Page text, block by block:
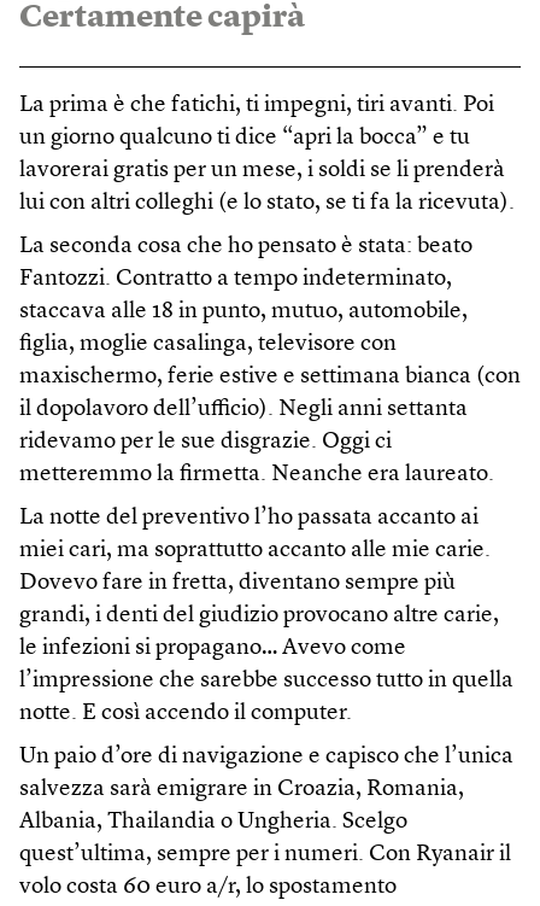
Certamente capirà
La prima è che fatichi, ti impegni, tiri avanti. Poi
un giorno qualcuno ti dice “apri la bocca” e tu
lavorerai gratis per un mese, i soldi se li prenderà
lui con altri colleghi (e lo stato, se ti fa la ricevuta).
La seconda cosa che ho pensato è stata: beato
Fantozzi. Contratto a tempo indeterminato,
staccava alle 18 in punto, mutuo, automobile,
figlia, moglie casalinga, televisore con
maxischermo, ferie estive e settimana bianca (con
il dopolavoro dell’ufficio). Negli anni settanta
ridevamo per le sue disgrazie. Oggi ci
metteremmo la firmetta. Neanche era laureato.
La notte del preventivo l’ho passata accanto ai
miei cari, ma soprattutto accanto alle mie carie.
Dovevo fare in fretta, diventano sempre più
grandi, i denti del giudizio provocano altre carie,
le infezioni si propagano… Avevo come
l’impressione che sarebbe successo tutto in quella
notte. E così accendo il computer.
Un paio d’ore di navigazione e capisco che l’unica
salvezza sarà emigrare in Croazia, Romania,
Albania, Thailandia o Ungheria. Scelgo
quest’ultima, sempre per i numeri. Con Ryanair il
volo costa 60 euro a/r, lo spostamento